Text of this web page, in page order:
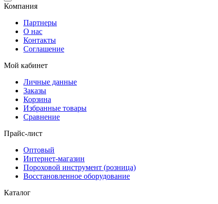
Компания
Партнеры
О нас
Контакты
Соглашение
Мой кабинет
Личные данные
Заказы
Корзина
Избранные товары
Сравнение
Прайс-лист
Оптовый
Интернет-магазин
Пороховой инструмент (розница)
Восстановленное оборудование
Каталог